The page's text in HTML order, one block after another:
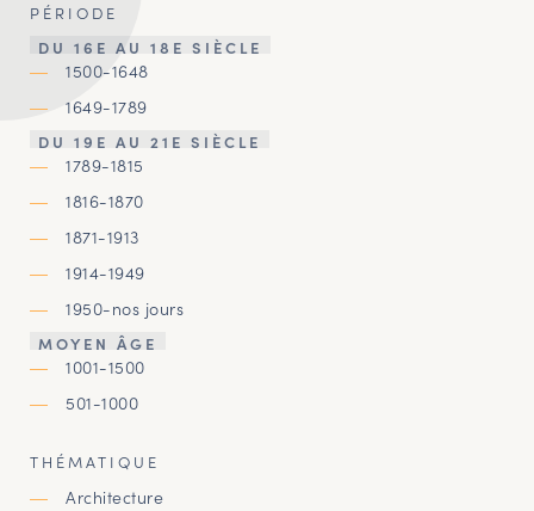
PÉRIODE
DU 16E AU 18E SIÈCLE
1500-1648
1649-1789
DU 19E AU 21E SIÈCLE
1789-1815
1816-1870
1871-1913
1914-1949
1950-nos jours
MOYEN ÂGE
1001-1500
501-1000
THÉMATIQUE
Architecture